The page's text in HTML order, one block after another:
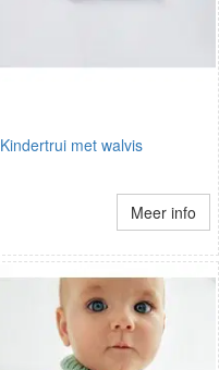
Kindertrui met walvis
Meer info